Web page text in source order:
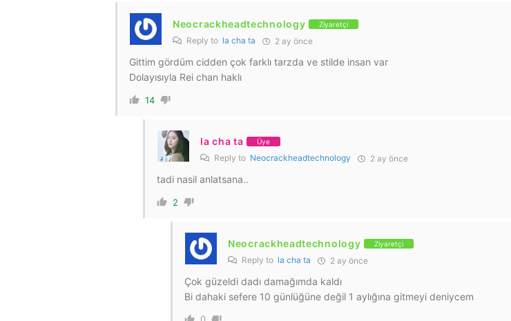
Neocrackheadtechnology Ziyaretçi
Reply to la cha ta 2 ay önce
Gittim gördüm cidden çok farklı tarzda ve stilde insan var
Dolayısıyla Rei chan haklı
14
la cha ta Üye
Reply to Neocrackheadtechnology 2 ay önce
tadi nasil anlatsana..
2
Neocrackheadtechnology Ziyaretçi
Reply to la cha ta 2 ay önce
Çok güzeldi dadı damağımda kaldı
Bi dahaki sefere 10 günlüğüne değil 1 aylığına gitmeyi deniycem